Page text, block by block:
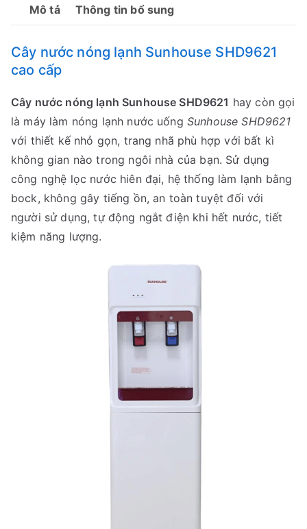
Mô tả Thông tin bổ sung
Cây nước nóng lạnh Sunhouse SHD9621
cao cấp
Cây nước nóng lạnh Sunhouse SHD9621 hay còn gọi
là máy làm nóng lạnh nước uống Sunhouse SHD9621
với thiết kế nhỏ gọn, trang nhã phù hợp với bất kì
không gian nào trong ngôi nhà của bạn. Sử dụng
công nghệ lọc nước hiên đại, hệ thống làm lạnh bằng
bock, không gây tiếng ồn, an toàn tuyệt đối với
người sử dụng, tự động ngắt điện khi hết nước, tiết
kiệm năng lượng.